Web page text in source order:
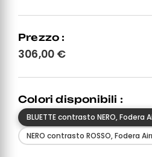
Prezzo :
306,00 €
Colori disponibili :
BLUETTE contrasto NERO, Fodera
NERO contrasto ROSSO, Fodera